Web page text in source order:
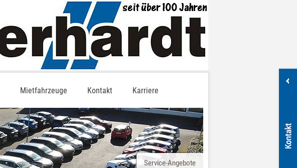
Mietfahrzeuge Kontakt Karriere
Service-Angebote